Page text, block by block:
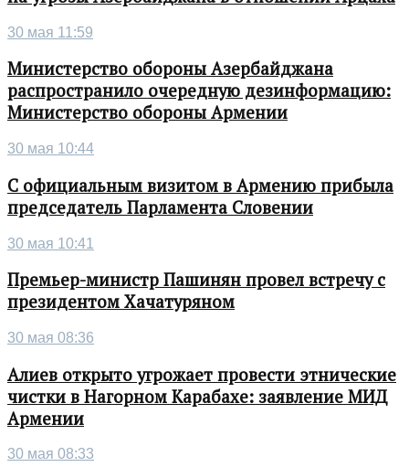
30 мая 11:59
Министерство обороны Азербайджана
распространило очередную дезинформацию:
Министерство обороны Армении
30 мая 10:44
С официальным визитом в Армению прибыла
председатель Парламента Словении
30 мая 10:41
Премьер-министр Пашинян провел встречу с
президентом Хачатуряном
30 мая 08:36
Алиев открыто угрожает провести этнические
чистки в Нагорном Карабахе: заявление МИД
Армении
30 мая 08:33